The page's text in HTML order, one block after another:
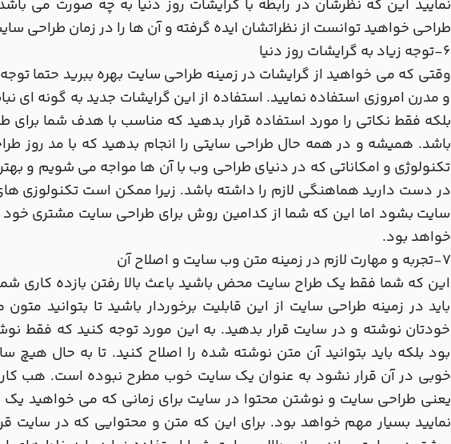
نمایید این که نظرشان در رابطه با گرایشات روز دنیا به چه صورت می
طراحی خواهید توانست از نظراتشان ایده گرفته و آن ها را در زمان طراحی
6-توجه زیاد به گرایشات روز دنیا
وقتی که می خواهید از گرایشات در زمینه طراحی سایت بهره ببرید حتما
و مدرن امروزی استفاده نمایید. استفاده از این گرایشات جدید به گونه ای
بلکه فقط نکاتی را مورد استفاده قرار بدهید که مناسب با هدف شما برای
باشد. همیشه و در همه حال طراحی سایتی را انجام بدهید که با مد روز
تکنولوژی و امکاناتی که در دنیای طراحی وب با آن ها مواجه می شویم و
در دست دارید هماهنگی لازم را داشته باشد. زیرا ممکن است تکنولوزی
سایت بشود اما این که شما از کدامین روش برای طراحی سایت مشتری خود
خواهد بود.
7-تجربه و مهارت لازم در زمینه متن وب سایت و اصلاح آن
این که شما فقط یک طراح سایت محض باشید باعث بالا رفتن بازده کاری
باید در زمینه طراحی سایت از این قابلیت برخوردار باشید تا بتوانید
خودتان نوشته و در سایت قرار بدهید. به این مورد توجه کنید که فقط
بود بلکه باید بتوانید آن متن نوشته شده را اصلاح کنید. تا به حال
خوبی در آن قرار نشود به عنوان یک سایت خوب مطرح نبوده است. هب
یعنی طراحی سایت و نوشتن محتوا در سایت برای زمانی که می خواهید یک
نمایید بسیار مهم خواهد بود. برای این که متن و محتوایی که در سایت